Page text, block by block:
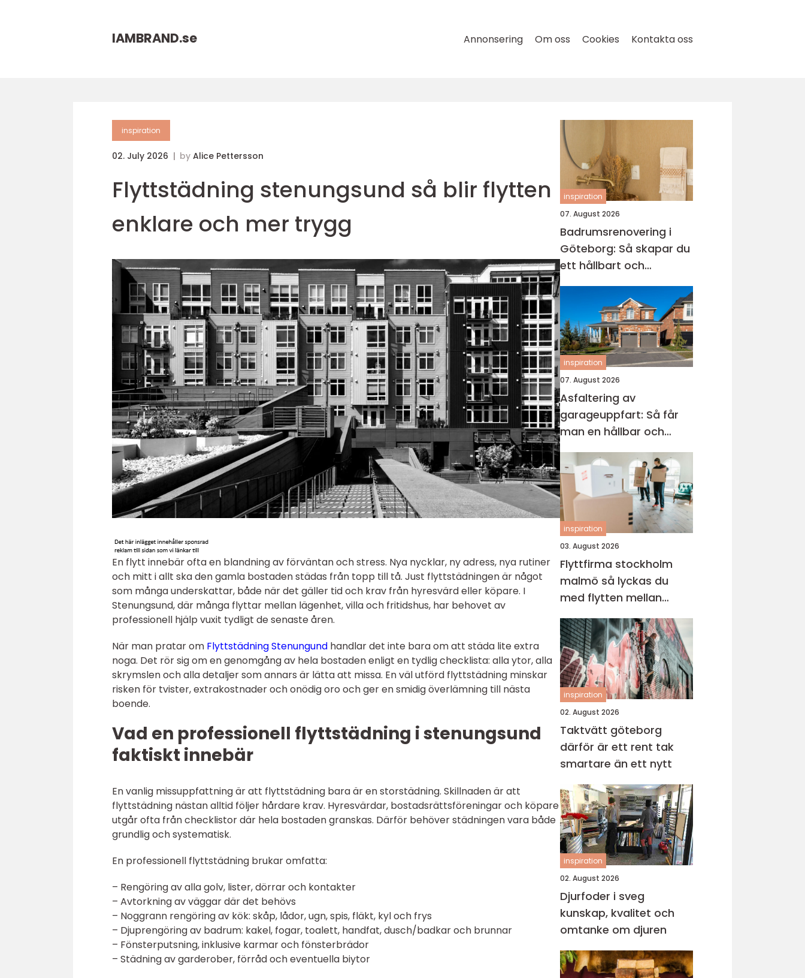
IAMBRAND.se Annonsering Om oss Cookies Kontakta oss
inspiration
02. July 2026 by Alice Pettersson
Flyttstädning stenungsund så blir flytten
enklare och mer trygg
En flytt innebär ofta en blandning av förväntan och stress. Nya nycklar, ny adress, nya rutiner
och mitt i allt ska den gamla bostaden städas från topp till tå. Just flyttstädningen är något
som många underskattar, både när det gäller tid och krav från hyresvärd eller köpare. I
Stenungsund, där många flyttar mellan lägenhet, villa och fritidshus, har behovet av
professionell hjälp vuxit tydligt de senaste åren.
När man pratar om Flyttstädning Stenungund handlar det inte bara om att städa lite extra
noga. Det rör sig om en genomgång av hela bostaden enligt en tydlig checklista: alla ytor, alla
skrymslen och alla detaljer som annars är lätta att missa. En väl utförd flyttstädning minskar
risken för tvister, extrakostnader och onödig oro och ger en smidig överlämning till nästa
boende.
Vad en professionell flyttstädning i stenungsund
faktiskt innebär
En vanlig missuppfattning är att flyttstädning bara är en storstädning. Skillnaden är att
flyttstädning nästan alltid följer hårdare krav. Hyresvärdar, bostadsrättsföreningar och köpare
utgår ofta från checklistor där hela bostaden granskas. Därför behöver städningen vara både
grundlig och systematisk.
En professionell flyttstädning brukar omfatta:
– Rengöring av alla golv, lister, dörrar och kontakter
– Avtorkning av väggar där det behövs
– Noggrann rengöring av kök: skåp, lådor, ugn, spis, fläkt, kyl och frys
– Djuprengöring av badrum: kakel, fogar, toalett, handfat, dusch/badkar och brunnar
– Fönsterputsning, inklusive karmar och fönsterbrädor
– Städning av garderober, förråd och eventuella biytor
inspiration
07. August 2026
Badrumsrenovering i
Göteborg: Så skapar du
ett hållbart och
modernt badrum
inspiration
07. August 2026
Asfaltering av
garageuppfart: Så får
man en hållbar och
snygg infart
inspiration
03. August 2026
Flyttfirma stockholm
malmö så lyckas du
med flytten mellan
sveriges storstäder
inspiration
02. August 2026
Taktvätt göteborg
därför är ett rent tak
smartare än ett nytt
inspiration
02. August 2026
Djurfoder i sveg
kunskap, kvalitet och
omtanke om djuren